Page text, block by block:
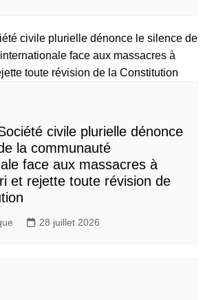
civile plurielle dénonce
la communauté
face aux massacres à
et rejette toute révision de
28 juillet 2026